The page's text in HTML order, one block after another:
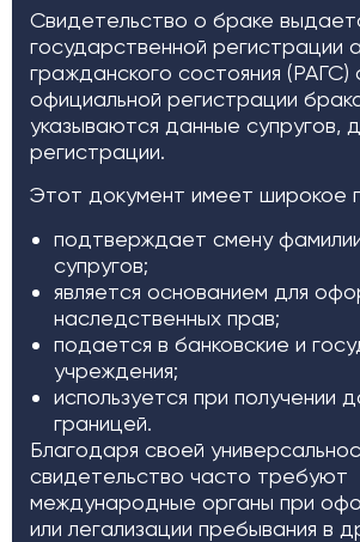
Свидетельство о браке
государственной регистрации
гражданского состояния (РАГС)
официальной регистрации
указываются данные супругов,
регистрации.
Этот документ имеет широкое
подтверждает смену
супругов;
является основанием для
наследственных прав;
подается в банковские и
учреждения;
используется при получении
границей.
Благодаря своей
свидетельство часто требуют
международные органы при
или легализации пребывания в